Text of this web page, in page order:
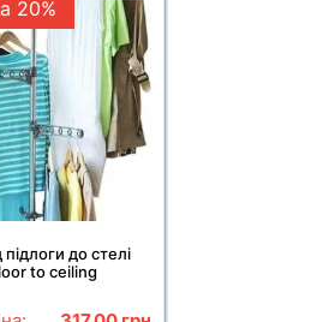
20%
підлоги до стелі
to ceiling